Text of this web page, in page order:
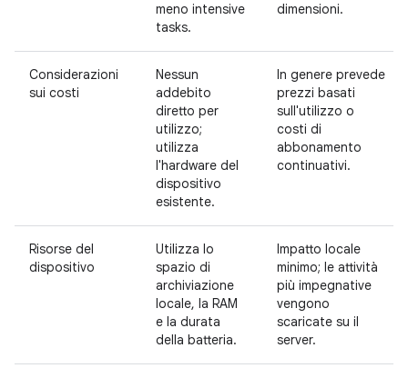
meno intensive
tasks.
dimensioni.
Considerazioni
sui costi
Nessun
addebito
diretto per
utilizzo;
utilizza
l'hardware del
dispositivo
esistente.
In genere prevede
prezzi basati
sull'utilizzo o
costi di
abbonamento
continuativi.
Risorse del
dispositivo
Utilizza lo
spazio di
archiviazione
locale, la RAM
e la durata
della batteria.
Impatto locale
minimo; le attività
più impegnative
vengono
scaricate su il
server.